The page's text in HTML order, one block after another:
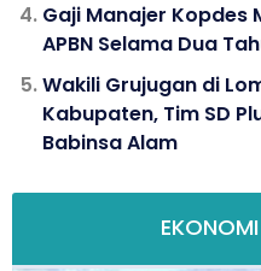
Gaji Manajer Kopdes
APBN Selama Dua
Wakili Grujugan di
Kabupaten, Tim SD
Babinsa Alam